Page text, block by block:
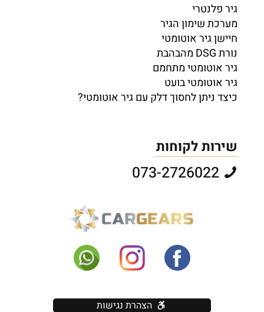
גיר פלנטרי
מערכת שימון הגיר
חיישן גיר אוטומטי
נורת DSG מהבהבת
גיר אוטומטי מתחמם
גיר אוטומטי בועט
כיצד ניתן לחסוך דלק עם גיר אוטומטי?
שירות לקוחות
הצהרת נגישות